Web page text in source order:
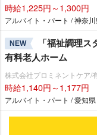
時給1,225円～1,300円
アルバイト・パート / 神奈川
NEW
「福祉調理
有料老人ホーム
株式会社プロミネントケア/
時給1,140円～1,177円
アルバイト・パート / 愛知県